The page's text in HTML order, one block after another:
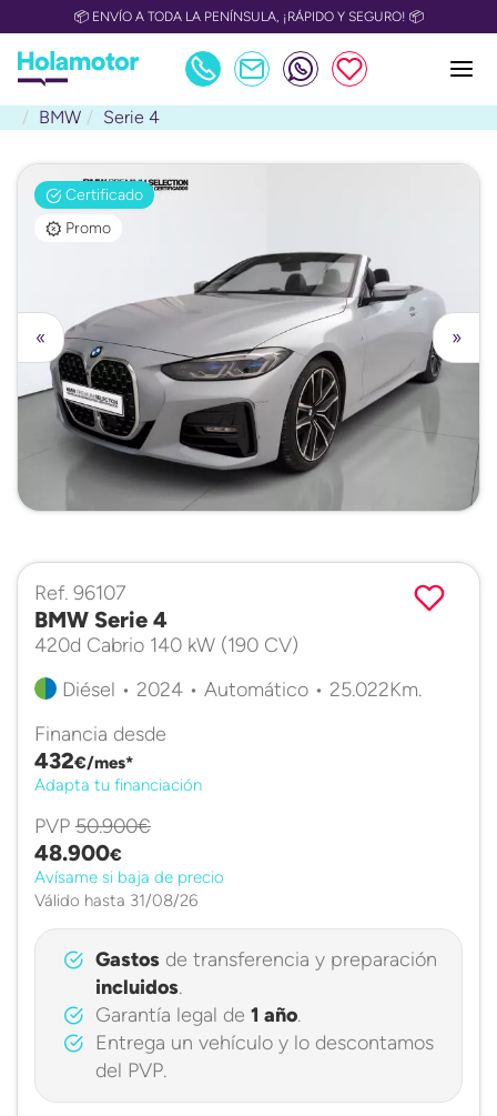
📦 ENVÍO A TODA LA PENÍNSULA, ¡RÁPIDO Y SEGURO! 📦
BMW Serie 4
Certificado
Promo
»
«
Ref. 96107
BMW Serie 4
420d Cabrio 140 kW (190 CV)
Diésel • 2024 • Automático • 25.022Km.
Financia desde
432€/mes*
Adapta tu financiación
PVP 50.900€
48.900€
Avísame si baja de precio
Válido hasta 31/08/26
Gastosde transferencia y preparación
incluidos.
Garantía legal de 1 año.
Entrega un vehículo y lo descontamos
del PVP.